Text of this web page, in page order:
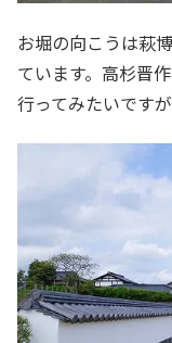
お堀の向こうは萩
ています。高杉晋
行ってみたいです